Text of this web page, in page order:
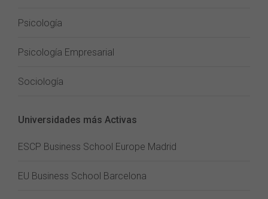
Psicología
Psicología Empresarial
Sociología
Universidades más Activas
ESCP Business School Europe Madrid
EU Business School Barcelona